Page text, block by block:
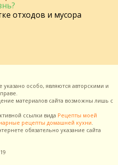
отходов и мусора
особо, являются авторскими и
материалов сайта возможны лишь с
ссылки вида Рецепты моей
рецепты домашней кухни.
обязательно указание сайта